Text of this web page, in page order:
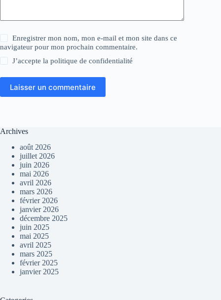
Enregistrer mon nom, mon e-mail et mon site dans ce
navigateur pour mon prochain commentaire.
J’accepte lapolitique de confidentialité
Laisser un commentaire
Archives
août 2026
juillet 2026
juin 2026
mai 2026
avril 2026
mars 2026
février 2026
janvier 2026
décembre 2025
juin 2025
mai 2025
avril 2025
mars 2025
février 2025
janvier 2025